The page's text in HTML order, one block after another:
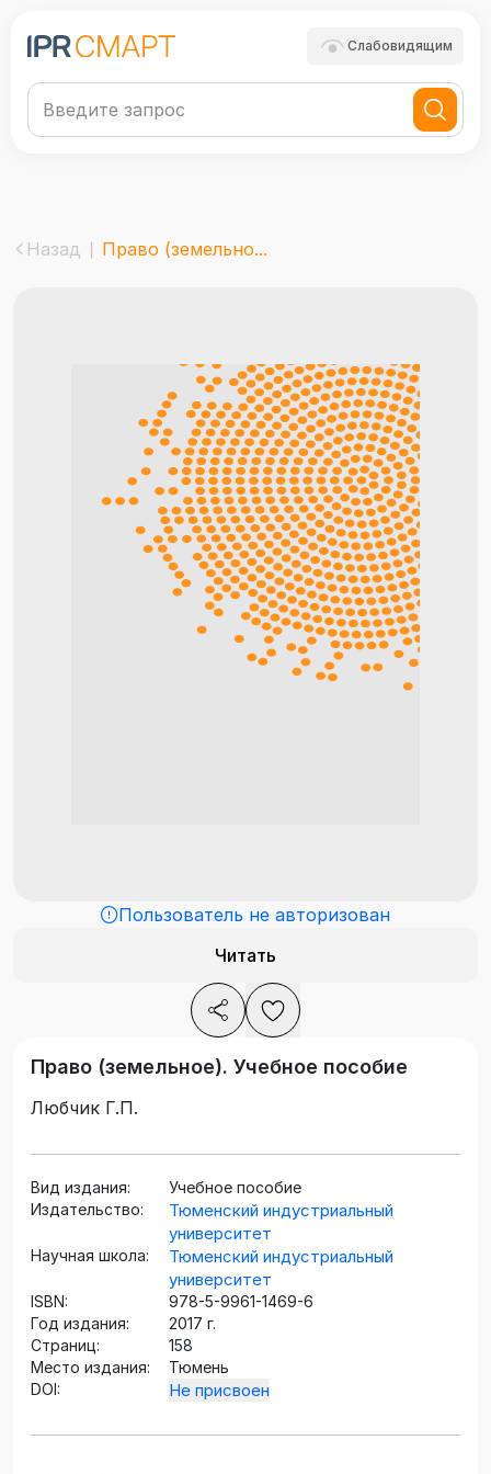
Слабовидящим
Назад Право (земельно...
Пользователь не авторизован
Читать
Право (земельное). Учебное пособие
Любчик Г.П.
Вид издания:
Учебное пособие
Издательство:
Тюменский индустриальный
университет
Научная школа:
Тюменский индустриальный
университет
ISBN:
978-5-9961-1469-6
Год издания:
2017 г.
Страниц:
158
Место издания:
Тюмень
DOI:
Не присвоен